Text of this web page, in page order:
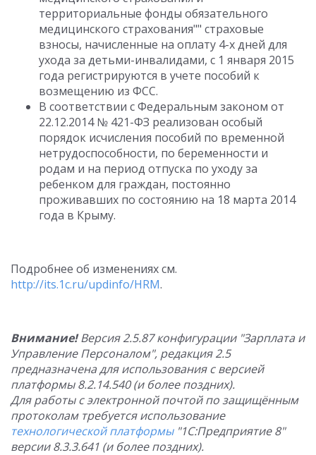
территориальные фонды обязательного
медицинского страхования"" страховые
взносы, начисленные на оплату 4-х дней для
ухода за детьми-инвалидами, с 1 января 2015
года регистрируются в учете пособий к
возмещению из ФСС.
В соответствии с Федеральным законом от
22.12.2014 № 421-ФЗ реализован особый
порядок исчисления пособий по временной
нетрудоспособности, по беременности и
родам и на период отпуска по уходу за
ребенком для граждан, постоянно
проживавших по состоянию на 18 марта 2014
года в Крыму.
Подробнее об изменениях см.
http://its.1c.ru/updinfo/HRM.
Внимание!Версия 2.5.87 конфигурации "Зарплата и
Управление Персоналом", редакция 2.5
предназначена для использования с версией
платформы 8.2.14.540 (и более поздних).
Для работы с электронной почтой по защищённым
протоколам требуется использование
технологической платформы"1С:Предприятие 8"
версии 8.3.3.641 (и более поздних).